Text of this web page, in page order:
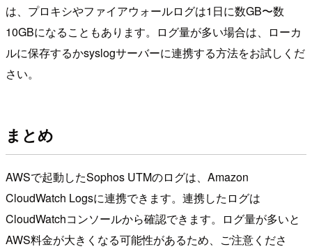
は、プロキシやファイアウォールログは1日に数GB〜数
10GBになることもあります。ログ量が多い場合は、ローカ
ルに保存するかsyslogサーバーに連携する方法をお試しくだ
さい。
まとめ
AWSで起動したSophos UTMのログは、Amazon
CloudWatch Logsに連携できます。連携したログは
CloudWatchコンソールから確認できます。ログ量が多いと
AWS料金が大きくなる可能性があるため、ご注意くださ